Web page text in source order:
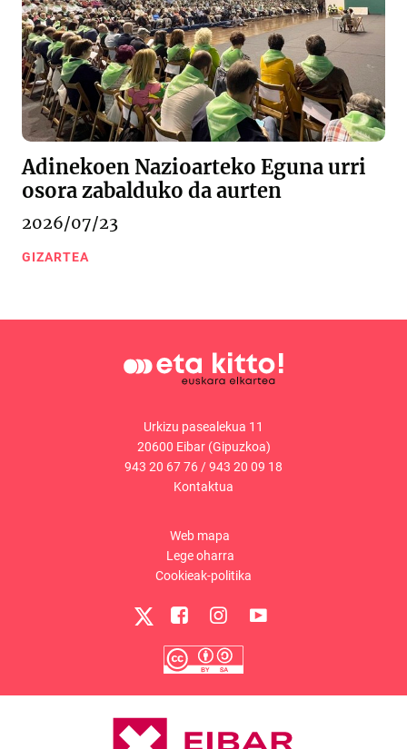
Adinekoen Nazioarteko Eguna urri
osora zabalduko da aurten
2026/07/23
GIZARTEA
Urkizu pasealekua 11
20600 Eibar (Gipuzkoa)
943 20 67 76 /943 20 09 18
Kontaktua
Web mapa
Lege oharra
Cookieak-politika